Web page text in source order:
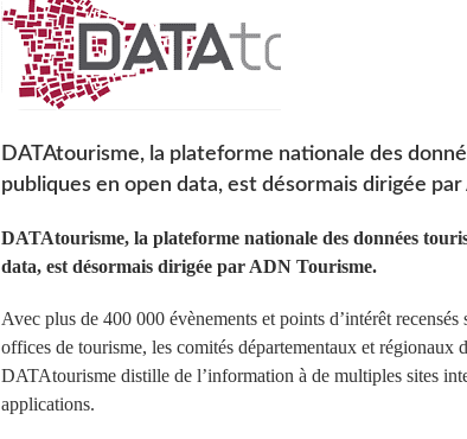
DATAtourisme, la plateforme nationale des
publiques en open data, est désormais dirigée
DATAtourisme, la plateforme nationale des données
data, est désormais dirigée par ADN Tourisme.
Avec plus de 400 000 évènements et points d’intérêt
offices de tourisme, les comités départementaux et régionaux
DATAtourisme distille de l’information à de multiples sites
applications.